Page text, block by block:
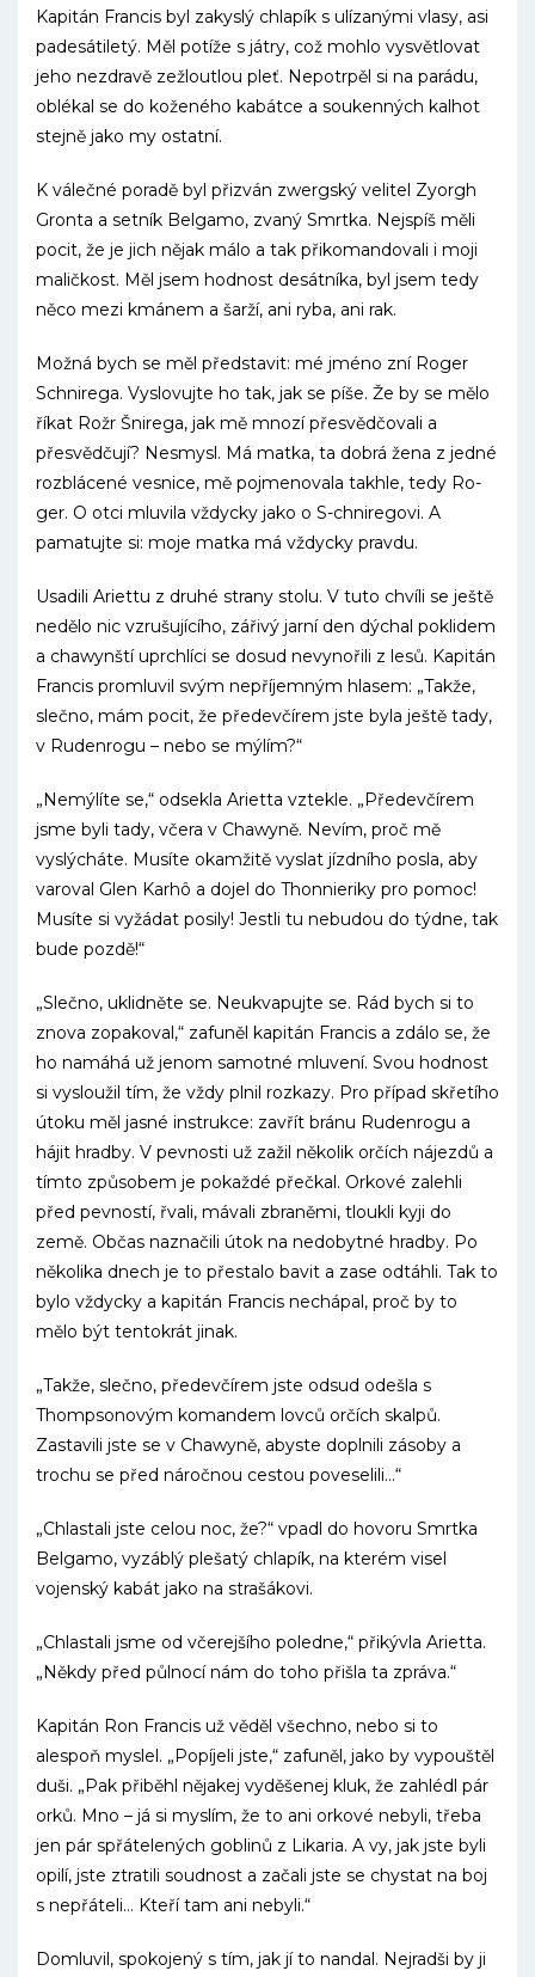
Kapitán Francis byl zakyslý chlapík s ulízanými vlasy, asi
padesátiletý. Měl potíže s játry, což mohlo vysvětlovat
jeho nezdravě zežloutlou pleť. Nepotrpěl si na parádu,
oblékal se do koženého kabátce a soukenných kalhot
stejně jako my ostatní.
K válečné poradě byl přizván zwergský velitel Zyorgh
Gronta a setník Belgamo, zvaný Smrtka. Nejspíš měli
pocit, že je jich nějak málo a tak přikomandovali i moji
maličkost. Měl jsem hodnost desátníka, byl jsem tedy
něco mezi kmánem a šarží, ani ryba, ani rak.
Možná bych se měl představit: mé jméno zní Roger
Schnirega. Vyslovujte ho tak, jak se píše. Že by se mělo
říkat Rožr Šnirega, jak mě mnozí přesvědčovali a
přesvědčují? Nesmysl. Má matka, ta dobrá žena z jedné
rozblácené vesnice, mě pojmenovala takhle, tedy Ro-
ger. O otci mluvila vždycky jako o S-chniregovi. A
pamatujte si: moje matka má vždycky pravdu.
Usadili Ariettu z druhé strany stolu. V tuto chvíli se ještě
nedělo nic vzrušujícího, zářivý jarní den dýchal poklidem
a chawynští uprchlíci se dosud nevynořili z lesů. Kapitán
Francis promluvil svým nepříjemným hlasem: „Takže,
slečno, mám pocit, že předevčírem jste byla ještě tady,
v Rudenrogu – nebo se mýlím?“
„Nemýlíte se,“ odsekla Arietta vztekle. „Předevčírem
jsme byli tady, včera v Chawyně. Nevím, proč mě
vyslýcháte. Musíte okamžitě vyslat jízdního posla, aby
varoval Glen Karhô a dojel do Thonnieriky pro pomoc!
Musíte si vyžádat posily! Jestli tu nebudou do týdne, tak
bude pozdě!“
„Slečno, uklidněte se. Neukvapujte se. Rád bych si to
znova zopakoval,“ zafuněl kapitán Francis a zdálo se, že
ho namáhá už jenom samotné mluvení. Svou hodnost
si vysloužil tím, že vždy plnil rozkazy. Pro případ skřetího
útoku měl jasné instrukce: zavřít bránu Rudenrogu a
hájit hradby. V pevnosti už zažil několik orčích nájezdů a
tímto způsobem je pokaždé přečkal. Orkové zalehli
před pevností, řvali, mávali zbraněmi, tloukli kyji do
země. Občas naznačili útok na nedobytné hradby. Po
několika dnech je to přestalo bavit a zase odtáhli. Tak to
bylo vždycky a kapitán Francis nechápal, proč by to
mělo být tentokrát jinak.
„Takže, slečno, předevčírem jste odsud odešla s
Thompsonovým komandem lovců orčích skalpů.
Zastavili jste se v Chawyně, abyste doplnili zásoby a
trochu se před náročnou cestou poveselili…“
„Chlastali jste celou noc, že?“ vpadl do hovoru Smrtka
Belgamo, vyzáblý plešatý chlapík, na kterém visel
vojenský kabát jako na strašákovi.
„Chlastali jsme od včerejšího poledne,“ přikývla Arietta.
„Někdy před půlnocí nám do toho přišla ta zpráva.“
Kapitán Ron Francis už věděl všechno, nebo si to
alespoň myslel. „Popíjeli jste,“ zafuněl, jako by vypouštěl
duši. „Pak přiběhl nějakej vyděšenej kluk, že zahlédl pár
orků. Mno – já si myslím, že to ani orkové nebyli, třeba
jen pár spřátelených goblinů z Likaria. A vy, jak jste byli
opilí, jste ztratili soudnost a začali jste se chystat na boj
s nepřáteli… Kteří tam ani nebyli.“
Domluvil, spokojený s tím, jak jí to nandal. Nejradši by ji